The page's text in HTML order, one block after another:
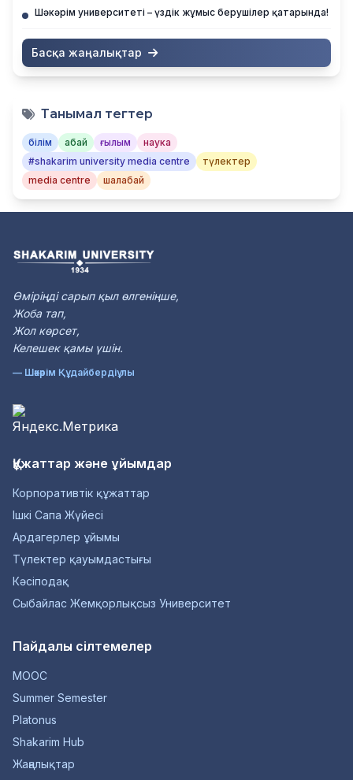
Шәкәрім университеті – үздік жұмыс берушілер қатарында!
Басқа жаңалықтар
Танымал тегтер
білім абай ғылым
наука
#shakarim university media centre
түлектер
media centre
шалабай
Өміріңді сарып қыл өлгеніңше,
Жоба тап,
Жол көрсет,
Келешек қамы үшін.
— Шәкәрім Құдайбердіұлы
Құжаттар және ұйымдар
Корпоративтік құжаттар
Ішкі Сапа Жүйесі
Ардагерлер ұйымы
Түлектер қауымдастығы
Кәсіподақ
Сыбайлас Жемқорлықсыз Университет
Пайдалы сілтемелер
MOOC
Summer Semester
Platonus
Shakarim Hub
Жаңалықтар